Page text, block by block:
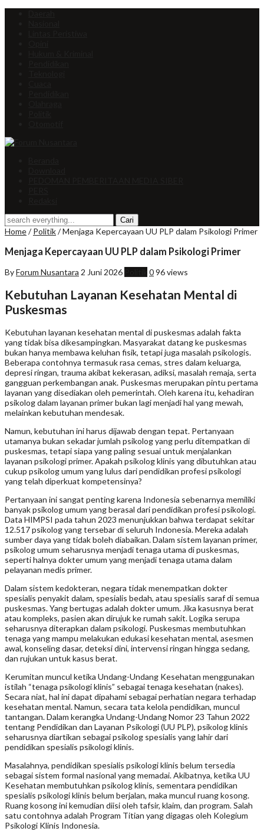
Home/Politik/Menjaga Kepercayaan UU PLP dalam Psikologi Primer
Menjaga Kepercayaan UU PLP dalam Psikologi Primer
ByForum Nusantara 2 Juni 2026 096 views
Kebutuhan Layanan Kesehatan Mental di
Puskesmas
Kebutuhan layanan kesehatan mental di puskesmas adalah fakta
yang tidak bisa dikesampingkan. Masyarakat datang ke puskesmas
bukan hanya membawa keluhan fisik, tetapi juga masalah psikologis.
Beberapa contohnya termasuk rasa cemas, stres dalam keluarga,
depresi ringan, trauma akibat kekerasan, adiksi, masalah remaja, serta
gangguan perkembangan anak. Puskesmas merupakan pintu pertama
layanan yang disediakan oleh pemerintah. Oleh karena itu, kehadiran
psikolog dalam layanan primer bukan lagi menjadi hal yang mewah,
melainkan kebutuhan mendesak.
Namun, kebutuhan ini harus dijawab dengan tepat. Pertanyaan
utamanya bukan sekadar jumlah psikolog yang perlu ditempatkan di
puskesmas, tetapi siapa yang paling sesuai untuk menjalankan
layanan psikologi primer. Apakah psikolog klinis yang dibutuhkan atau
cukup psikolog umum yang lulus dari pendidikan profesi psikologi
yang telah diperkuat kompetensinya?
Pertanyaan ini sangat penting karena Indonesia sebenarnya memiliki
banyak psikolog umum yang berasal dari pendidikan profesi psikologi.
Data HIMPSI pada tahun 2023 menunjukkan bahwa terdapat sekitar
12.517 psikolog yang tersebar di seluruh Indonesia. Mereka adalah
sumber daya yang tidak boleh diabaikan. Dalam sistem layanan primer,
psikolog umum seharusnya menjadi tenaga utama di puskesmas,
seperti halnya dokter umum yang menjadi tenaga utama dalam
pelayanan medis primer.
Dalam sistem kedokteran, negara tidak menempatkan dokter
spesialis penyakit dalam, spesialis bedah, atau spesialis saraf di semua
puskesmas. Yang bertugas adalah dokter umum. Jika kasusnya berat
atau kompleks, pasien akan dirujuk ke rumah sakit. Logika serupa
seharusnya diterapkan dalam psikologi. Puskesmas membutuhkan
tenaga yang mampu melakukan edukasi kesehatan mental, asesmen
awal, konseling dasar, deteksi dini, intervensi ringan hingga sedang,
dan rujukan untuk kasus berat.
Kerumitan muncul ketika Undang-Undang Kesehatan menggunakan
istilah “tenaga psikologi klinis” sebagai tenaga kesehatan (nakes).
Secara niat, hal ini dapat dipahami sebagai perhatian negara terhadap
kesehatan mental. Namun, secara tata kelola pendidikan, muncul
tantangan. Dalam kerangka Undang-Undang Nomor 23 Tahun 2022
tentang Pendidikan dan Layanan Psikologi (UU PLP), psikolog klinis
seharusnya diartikan sebagai psikolog spesialis yang lahir dari
pendidikan spesialis psikologi klinis.
Masalahnya, pendidikan spesialis psikologi klinis belum tersedia
sebagai sistem formal nasional yang memadai. Akibatnya, ketika UU
Kesehatan membutuhkan psikolog klinis, sementara pendidikan
spesialis psikologi klinis belum berjalan, maka muncul ruang kosong.
Ruang kosong ini kemudian diisi oleh tafsir, klaim, dan program. Salah
satu contohnya adalah Program Titian yang digagas oleh Kolegium
Psikologi Klinis Indonesia.